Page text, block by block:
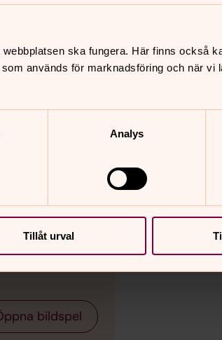
ska fungera. Här finns också
används för marknadsföring och när vi
Analys
Tillåt urval
Bild 2 av 2Foto: Petra
bildspel